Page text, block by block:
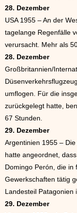
28. Dezember
USA 1955 – An der
tagelange Regenfälle
verursacht. Mehr als
28. Dezember
Großbritannien/
umflogen. Für die
zurückgelegt hatte,
67 Stunden.
29. Dezember
Argentinien 1955 –
hatte angeordnet,
Domingo Perón, die in
Gewerkschaften tätig
Landesteil Patagonien
29. Dezember